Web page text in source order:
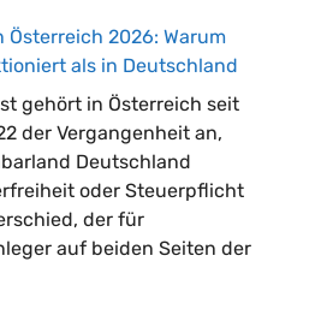
2026: Warum
als in Deutschland
gehört in Österreich seit
der Vergangenheit an,
Deutschland
oder Steuerpflicht
der für
auf beiden Seiten der